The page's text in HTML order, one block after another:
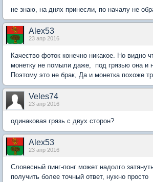
не знаю, на днях принесли, по началу не
Alex53
23 апр 2016
Качество фоток конечно никакое. Но видно
монетку не помыли даже, под грязью она и
Поэтому это не брак, Да и монетка похоже
Veles74
23 апр 2016
одинаковая грязь с двух сторон?
Alex53
23 апр 2016
Словесный пинг-понг может надолго
получить более точный ответ, нужно просто